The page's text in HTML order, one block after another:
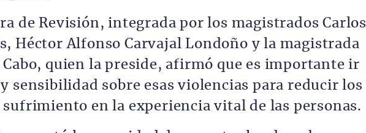
de Revisión, integrada por los magistrados Carlos
Héctor Alfonso Carvajal Londoño y la magistrada
Cabo, quien la preside, afirmó que es importante ir
sensibilidad sobre esas violencias para reducir los
sufrimiento en la experiencia vital de las personas.